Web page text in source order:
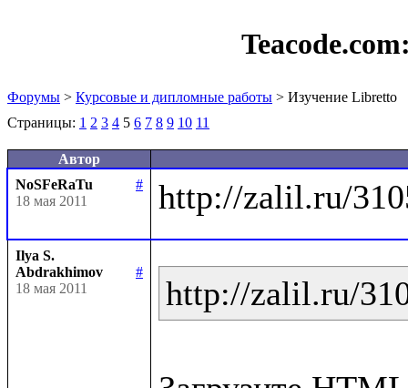
Форумы > Курсовые и дипломные работы > Изучение Libretto
Страницы: 1 2 3 4 5 6 7 8 9 10 11
Автор
NoSFeRaTu
#
18 мая 2011
Ilya S.
Abdrakhimov
#
18 мая 2011
http://zalil.ru/